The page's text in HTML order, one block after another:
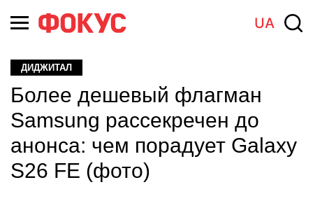
UA
ДИДЖИТАЛ
Более дешевый флагман
Samsung рассекречен до
анонса: чем порадует Galaxy
S26 FE (фото)